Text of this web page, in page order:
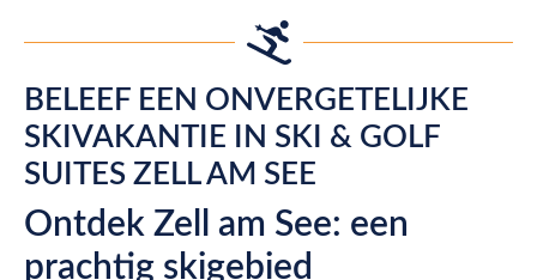
BELEEF EEN ONVERGETELIJKE
SKIVAKANTIE IN SKI & GOLF
SUITES ZELL AM SEE
Ontdek Zell am See: een
prachtig skigebied